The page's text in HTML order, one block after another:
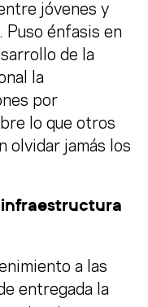
jóvenes y
Puso énfasis en
de la
la
por
lo que otros
olvidar jamás los
a las
entregada la